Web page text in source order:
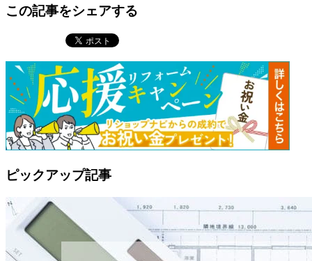
この記事をシェアする
ピックアップ記事